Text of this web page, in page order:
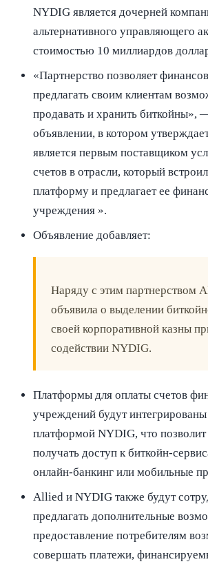
NYDIG является дочерней
альтернативного управляющего
стоимостью 10 миллиардов
«Партнерство позволяет
предлагать своим клиентам
продавать и хранить биткойны»,
объявлении, в котором
является первым поставщиком
счетов в отрасли, который
платформу и предлагает ее
учреждения ».
Объявление добавляет:
Наряду с этим партнерством
объявила о выделении
своей корпоративной казны
содействии NYDIG.
Платформы для оплаты счетов
учреждений будут
платформой NYDIG, что позволит
получать доступ к биткойн-
онлайн-банкинг или мобильные
Allied и NYDIG также будут
предлагать дополнительные
предоставление потребителям
совершать платежи,